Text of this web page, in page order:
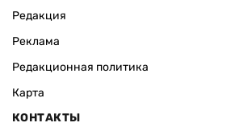
Редакция
Реклама
Редакционная политика
Карта
КОНТАКТЫ